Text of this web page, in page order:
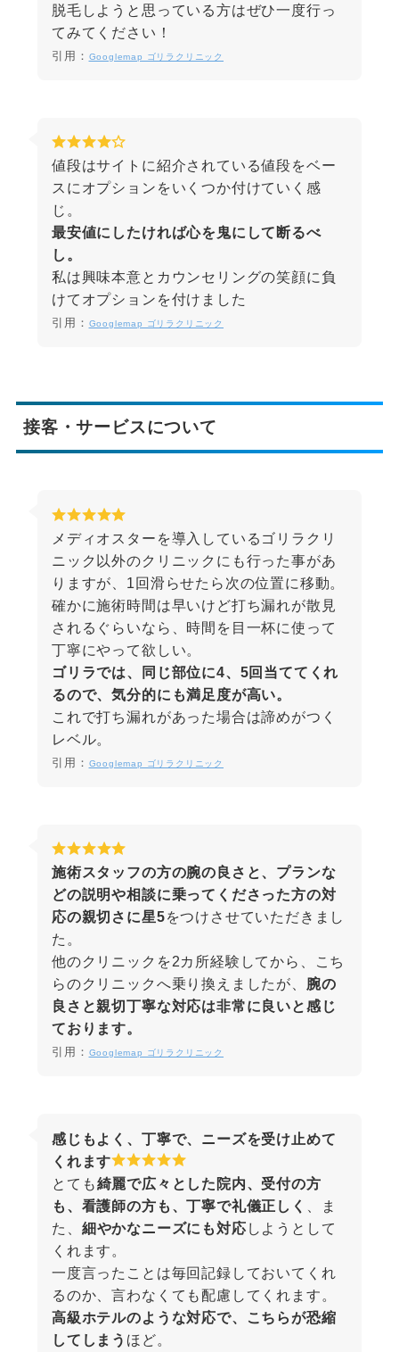
脱毛しようと思っている方はぜひ一度行っ
てみてください！
引用： Googlemap ゴリラクリニック
値段はサイトに紹介されている値段をベー
スにオプションをいくつか付けていく感
じ。
最安値にしたければ心を鬼にして断るべ
し。
私は興味本意とカウンセリングの笑顔に負
けてオプションを付けました
引用： Googlemap ゴリラクリニック
接客・サービスについて
メディオスターを導入しているゴリラクリ
ニック以外のクリニックにも行った事があ
りますが、1回滑らせたら次の位置に移動。
確かに施術時間は早いけど打ち漏れが散見
されるぐらいなら、時間を目一杯に使って
丁寧にやって欲しい。
ゴリラでは、同じ部位に4、5回当ててくれ
るので、気分的にも満足度が高い。
これで打ち漏れがあった場合は諦めがつく
レベル。
引用： Googlemap ゴリラクリニック
施術スタッフの方の腕の良さと、プランな
どの説明や相談に乗ってくださった方の対
応の親切さに星5をつけさせていただきまし
た。
他のクリニックを2カ所経験してから、こち
らのクリニックへ乗り換えましたが、 腕の
良さと親切丁寧な対応は非常に良いと感じ
ております。
引用： Googlemap ゴリラクリニック
感じもよく、丁寧で、ニーズを受け止めて
くれます
とても綺麗で広々とした院内、受付の方
も、看護師の方も、丁寧で礼儀正しく
、ま
た、 細やかなニーズにも対応 しようとして
くれます。
一度言ったことは毎回記録しておいてくれ
るのか、言わなくても配慮してくれます。
高級ホテルのような対応で、こちらが恐縮
してしまう ほど。